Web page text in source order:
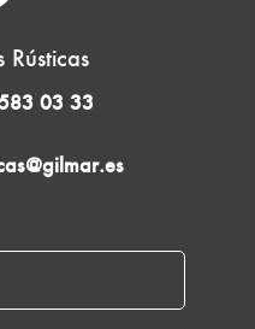
Rústicas
03 33